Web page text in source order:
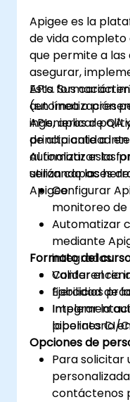
Apigee es la
de vida completo
que permite a las
asegurar,
APIs. Sus
automatización
APIs, aplicar
de alta calidad
Esta formación
(en línea o
ingenieros de QA
principiante a
automatizar las
utilizando las
Apigee.
Al finalizar esta
serán capaces
Configurar
monitoreo de
Automatizar
mediante
integradas.
Validar el
fiabilidad de
Integrar la
pipelines CI/
Formato del
Conferencia
Ejercicios
laboratorio
Opciones de
Para solicitar
contáctenos